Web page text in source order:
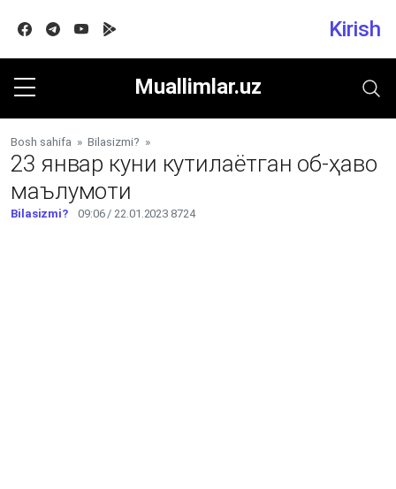
FacebookTelegram
Youtube Kirish
Muallimlar.uz
Bosh sahifa » Bilasizmi? »
23 январ куни кутилаётган об-ҳаво
маълумоти
Bilasizmi? 09:06 / 22.01.2023 8724